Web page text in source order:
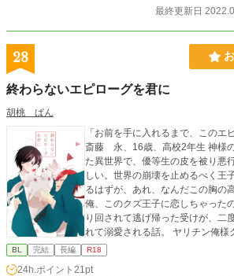
最終更新日
28
終わらないエピローグを君に
胡桃 ぱん
「お前を手に入れるまで、このエ
斎藤 永、16歳、高校2年生 神様の眷属に泣きつかれ転移し
た異世界で、優等生の皮を被り悪
しい。世界の崩壊を止めるべく王
るはずが、あれ、なんだこの胸の
俺、このクズ王子に恋しちゃったのか？ 最悪なクズ
り回されて逃げ帰った受けが、二
れて溺愛される話。 ヤリチン俺様クズ王子×純粋実直強気異
世界人 ハッピーエンド、ときど
完結まで執筆済み、毎日20時頃更
BL 完結 長編 R18
24h.ポイント 21pt